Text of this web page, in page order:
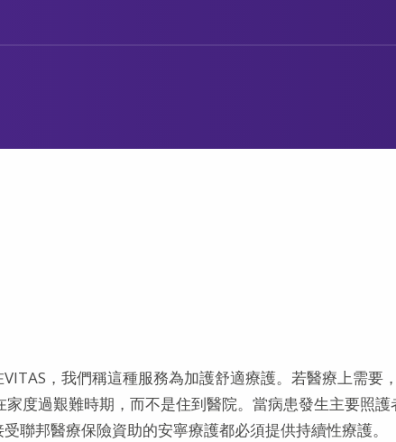
，我們稱這種服務為加護舒適療護。若醫療上需要
度過艱難時期，而不是住到醫院。當病患發生主要照護
聯邦醫療保險資助的安寧療護都必須提供持續性療護。